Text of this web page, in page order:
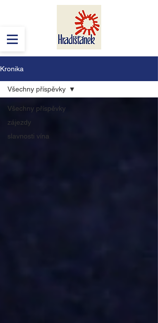
Kronika
Všechny příspěvky
zájezdy
slavnosti vína
Všechny příspěvky